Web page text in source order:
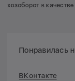
хозоборот в
Понравилась
ВКонтакте